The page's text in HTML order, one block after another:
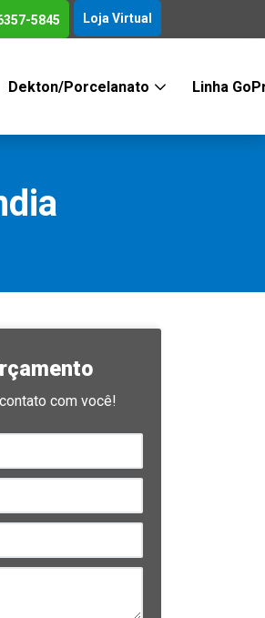
5845 Loja Virtual
Dekton/Porcelanato Linha
com você!